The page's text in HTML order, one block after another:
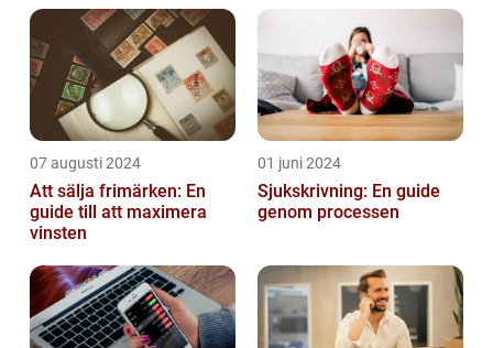
07 augusti 2024
Att sälja frimärken: En
guide till att maximera
vinsten
01 juni 2024
Sjukskrivning: En guide
genom processen